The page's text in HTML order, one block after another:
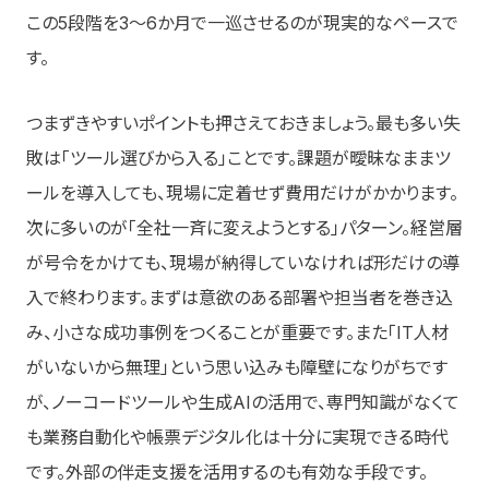
この5段階を3〜6か月で一巡させるのが現実的なペースで
す。
つまずきやすいポイントも押さえておきましょう。最も多い失
敗は「ツール選びから入る」ことです。課題が曖昧なままツ
ールを導入しても、現場に定着せず費用だけがかかります。
次に多いのが「全社一斉に変えようとする」パターン。経営層
が号令をかけても、現場が納得していなければ形だけの導
入で終わります。まずは意欲のある部署や担当者を巻き込
み、小さな成功事例をつくることが重要です。また「IT人材
がいないから無理」という思い込みも障壁になりがちです
が、ノーコードツールや生成AIの活用で、専門知識がなくて
も業務自動化や帳票デジタル化は十分に実現できる時代
です。外部の伴走支援を活用するのも有効な手段です。